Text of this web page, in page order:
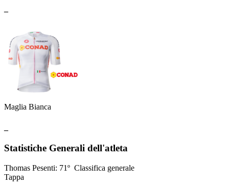
Maglia Bianca
Statistiche Generali dell'atleta
Thomas Pesenti: 71º Classifica generale
Tappa